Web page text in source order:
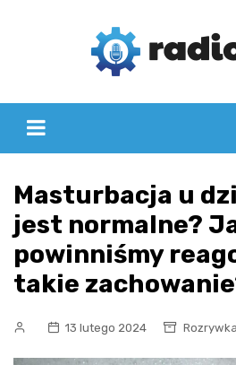
Masturbacja u
jest normalne?
powinniśmy
takie
13 lutego 2024 Rozrywka